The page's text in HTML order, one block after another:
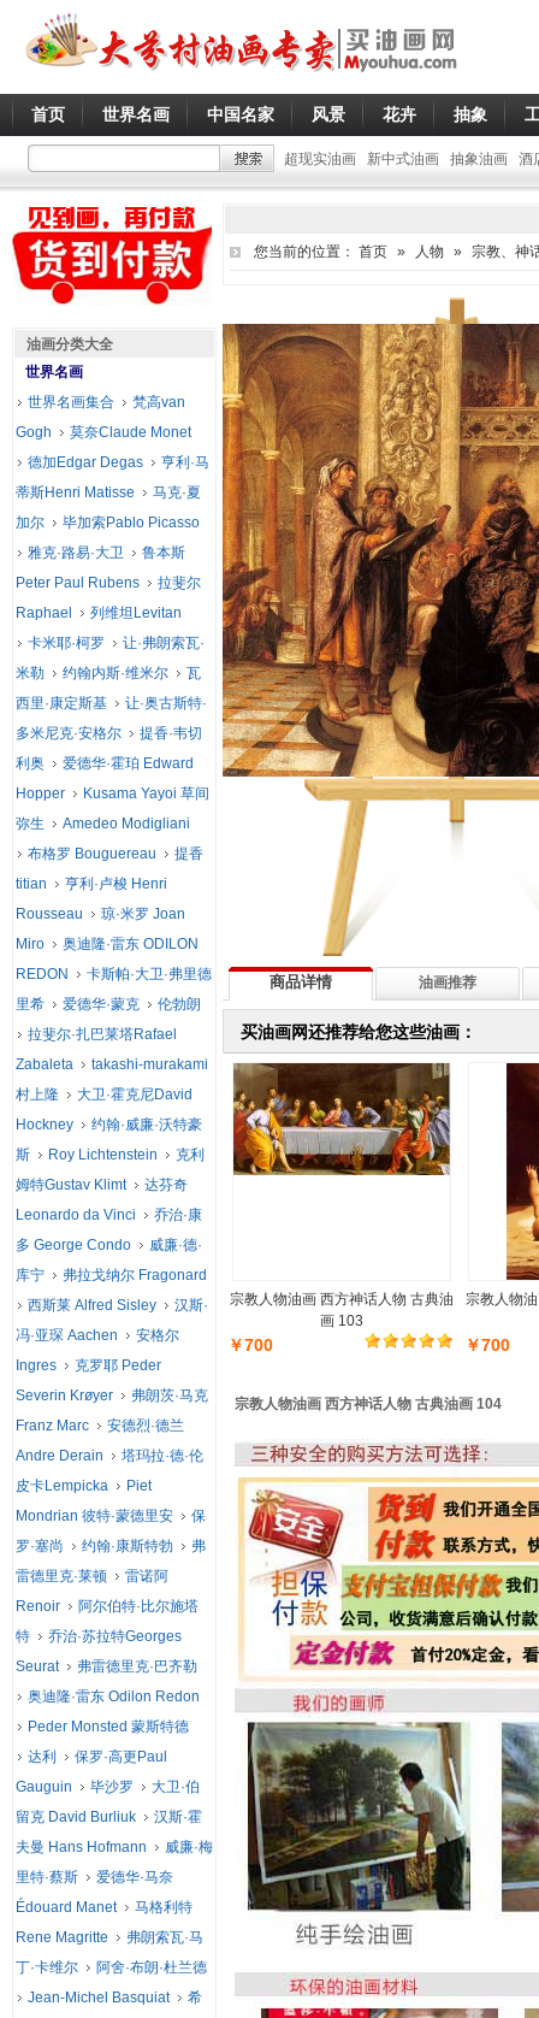
首页 世界名画 中国名家 风景 花卉 抽象
超现实油画 新中式油画 抽象油画 酒
您当前的位置： 首页 » 人物 » 宗教、神
商品详情 油画推荐
买油画网还推荐给您这些油画：
宗教人物油画 西方神话人物 古典油
画 103
￥700
宗教人物
￥700
宗教人物油画 西方神话人物 古典油画 104
油画分类大全
世界名画
世界名画集合
梵高van
Gogh
莫奈Claude Monet
德加Edgar Degas
亨利·马
蒂斯Henri Matisse
马克·夏
加尔
毕加索Pablo Picasso
雅克·路易·大卫
鲁本斯
Peter Paul Rubens
拉斐尔
Raphael
列维坦Levitan
卡米耶·柯罗
让·弗朗索瓦·
米勒
约翰内斯·维米尔
瓦
西里·康定斯基
让·奥古斯特·
多米尼克·安格尔
提香·韦切
利奥
爱德华·霍珀 Edward
Hopper
Kusama Yayoi 草间
弥生
Amedeo Modigliani
布格罗 Bouguereau
提香
titian
亨利·卢梭 Henri
Rousseau
琼·米罗 Joan
Miro
奥迪隆·雷东 ODILON
REDON
卡斯帕·大卫·弗里德
里希
爱德华·蒙克
伦勃朗
拉斐尔·扎巴莱塔Rafael
Zabaleta
takashi-murakami
村上隆
大卫·霍克尼David
Hockney
约翰·威廉·沃特豪
斯
Roy Lichtenstein
克利
姆特Gustav Klimt
达芬奇
Leonardo da Vinci
乔治·康
多 George Condo
威廉·德·
库宁
弗拉戈纳尔 Fragonard
西斯莱 Alfred Sisley
汉斯·
冯·亚琛 Aachen
安格尔
Ingres
克罗耶 Peder
Severin Krøyer
弗朗茨·马克
Franz Marc
安德烈·德兰
Andre Derain
塔玛拉·德·伦
皮卡Lempicka
Piet
Mondrian 彼特·蒙德里安
保
罗·塞尚
约翰·康斯特勃
弗
雷德里克·莱顿
雷诺阿
Renoir
阿尔伯特·比尔施塔
特
乔治·苏拉特Georges
Seurat
弗雷德里克·巴齐勒
奥迪隆·雷东 Odilon Redon
Peder Monsted 蒙斯特德
达利
保罗·高更Paul
Gauguin
毕沙罗
大卫·伯
留克 David Burliuk
汉斯·霍
夫曼 Hans Hofmann
威廉·梅
里特·蔡斯
爱德华·马奈
Édouard Manet
马格利特
Rene Magritte
弗朗索瓦·马
丁·卡维尔
阿舍·布朗·杜兰德
Jean-Michel Basquiat
希